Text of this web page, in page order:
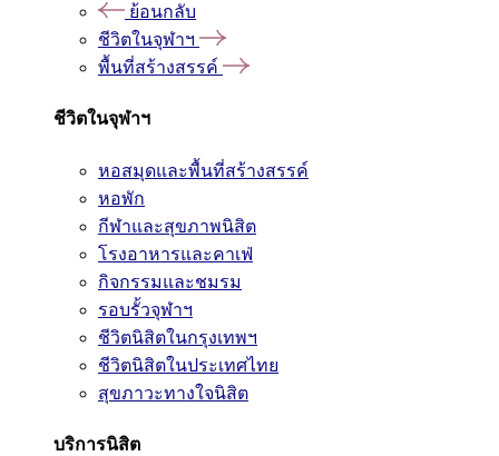
ย้อนกลับ
ชีวิตในจุฬาฯ
พื้นที่สร้างสรรค์
ชีวิตในจุฬาฯ
หอสมุดและพื้นที่สร้างสรรค์
หอพัก
กีฬาและสุขภาพนิสิต
โรงอาหารและคาเฟ่
กิจกรรมและชมรม
รอบรั้วจุฬาฯ
ชีวิตนิสิตในกรุงเทพฯ
ชีวิตนิสิตในประเทศไทย
สุขภาวะทางใจนิสิต
บริการนิสิต